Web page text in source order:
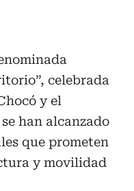
celebrada
y el
han alcanzado
que prometen
y movilidad